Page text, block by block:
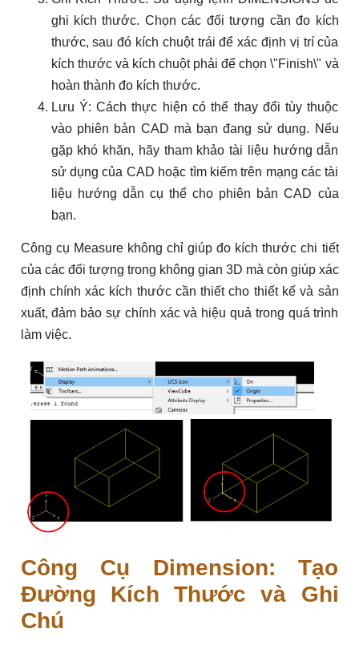
ghi kích thước. Chọn các đối tượng cần đo kích
thước, sau đó kích chuột trái để xác định vị trí của
kích thước và kích chuột phải để chọn \"Finish\" và
hoàn thành đo kích thước.
Lưu Ý: Cách thực hiện có thể thay đổi tùy thuộc
vào phiên bản CAD mà bạn đang sử dụng. Nếu
gặp khó khăn, hãy tham khảo tài liệu hướng dẫn
sử dụng của CAD hoặc tìm kiếm trên mạng các tài
liệu hướng dẫn cụ thể cho phiên bản CAD của
bạn.
Công cụ Measure không chỉ giúp đo kích thước chi tiết
của các đối tượng trong không gian 3D mà còn giúp xác
định chính xác kích thước cần thiết cho thiết kế và sản
xuất, đảm bảo sự chính xác và hiệu quả trong quá trình
làm việc.
Công Cụ Dimension: Tạo
Đường Kích Thước và Ghi
Chú